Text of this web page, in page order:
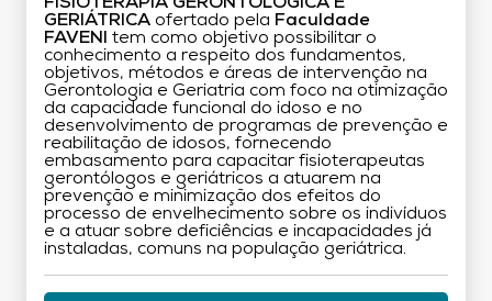
GERIÁTRICA ofertado pela Faculdade
FAVENI
tem como objetivo possibilitar o
conhecimento a respeito dos fundamentos,
objetivos, métodos e áreas de intervenção na
Gerontologia e Geriatria com foco na otimização
da capacidade funcional do idoso e no
desenvolvimento de programas de prevenção e
reabilitação de idosos, fornecendo
embasamento para capacitar fisioterapeutas
gerontólogos e geriátricos a atuarem na
prevenção e minimização dos efeitos do
processo de envelhecimento sobre os indivíduos
e a atuar sobre deficiências e incapacidades já
instaladas, comuns na população geriátrica.